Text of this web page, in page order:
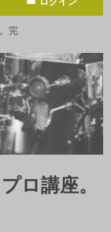
完
ロ講座。